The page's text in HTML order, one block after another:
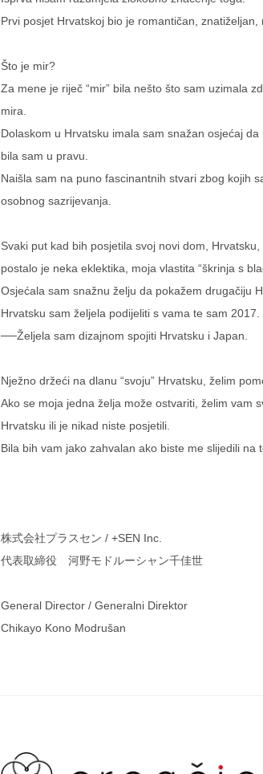
Prvi posjet Hrvatskoj bio je romantičan,
Što je mir?
Za mene je riječ “mir” bila nešto što sam uzimala
mira.
Dolaskom u Hrvatsku imala sam snažan osjećaj
bila sam u pravu.
Naišla sam na puno fascinantnih stvari zbog kojih
osobnog sazrijevanja.
Svaki put kad bih posjetila svoj novi dom,
postalo je neka eklektika, moja vlastita “škrinja s
Osjećala sam snažnu želju da pokažem drugačiju
Hrvatsku sam željela podijeliti s vama te sam
──Željela sam dizajnom spojiti Hrvatsku i Japan.
Nježno držeći na dlanu “svoju” Hrvatsku, želim
Ako se moja jedna želja može ostvariti, želim vam
Hrvatsku ili je nikad niste posjetili.
Bila bih vam jako zahvalan ako biste me slijedili na
株式会社プラスセン / +SEN Inc.
代表取締役 河野モドルーシャン千佳世
General Director / Generalni Direktor
Chikayo Kono Modrušan